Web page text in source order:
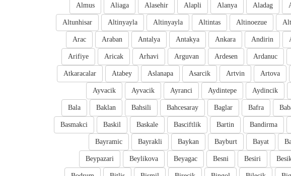
Aladag
Alanya
Alapli
Alasehir
Aliaga
Almus
Altinoezue
Altintas
Altinyayla
Altinyayla
Altunhisar
Andirin
Ankara
Antakya
Antalya
Araban
Arac
Ardanuc
Ardesen
Arguvan
Arhavi
Aricak
Arifiye
Artova
Artvin
Asarcik
Aslanapa
Atabey
Atkaracalar
Aydincik
Aydintepe
Ayranci
Ayvacik
Ayvacik
Bafra
Baglar
Bahcesaray
Bahsili
Baklan
Bala
Bandirma
Bartin
Basciftlik
Baskale
Baskil
Basmakci
Bayat
Bayburt
Baykan
Bayrakli
Bayramic
Besiri
Besni
Beyagac
Beylikova
Beypazari